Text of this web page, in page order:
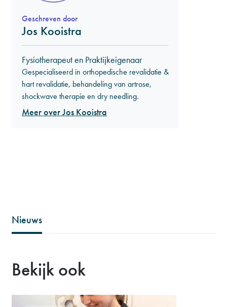
Geschreven door
Jos Kooistra
Fysiotherapeut en Praktijkeigenaar
Gespecialiseerd in orthopedische revalidatie &
hart revalidatie, behandeling van artrose,
shockwave therapie en dry needling.
Meer over Jos Kooistra
Nieuws
Bekijk ook